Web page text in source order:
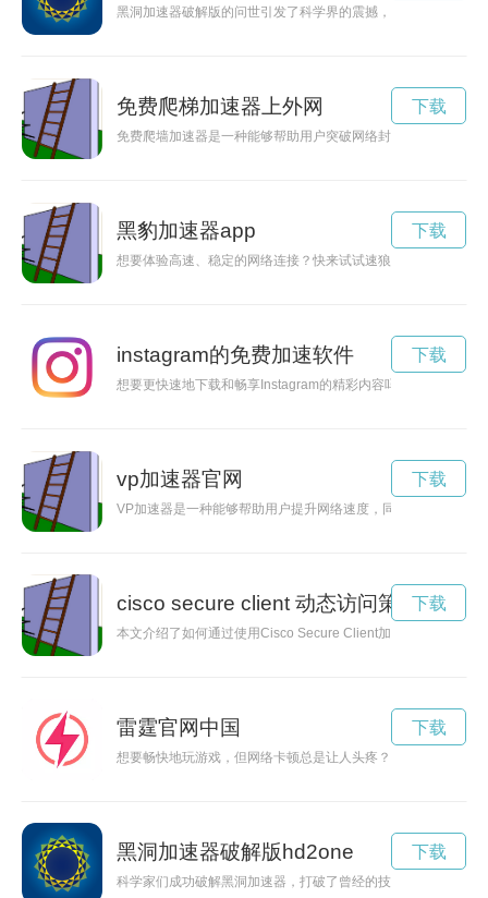
黑洞加速器破解版的问世引发了科学界的震撼，能够加速黑洞
免费爬梯加速器上外网
免费爬墙加速器是一种能够帮助用户突破网络封锁，畅游互联
下载
黑豹加速器app
想要体验高速、稳定的网络连接？快来试试速狼加速器吧！现
下载
instagram的免费加速软件
想要更快速地下载和畅享Instagram的精彩内容吗？不妨尝试使
下载
vp加速器官网
VP加速器是一种能够帮助用户提升网络速度，同时保护隐私并
下载
cisco secure client 动态访问策略
本文介绍了如何通过使用Cisco Secure Client加速器链接来提
下载
雷霆官网中国
想要畅快地玩游戏，但网络卡顿总是让人头疼？那就试试雷霆
下载
黑洞加速器破解版hd2one
科学家们成功破解黑洞加速器，打破了曾经的技术障碍，使得
下载